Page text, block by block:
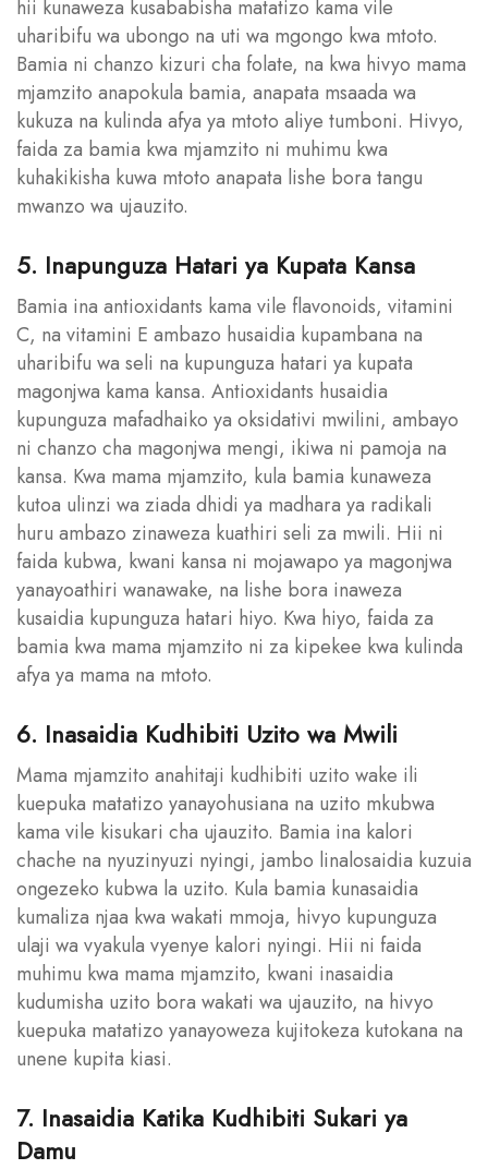
hii kunaweza kusababisha matatizo kama vile
uharibifu wa ubongo na uti wa mgongo kwa mtoto.
Bamia ni chanzo kizuri cha folate, na kwa hivyo mama
mjamzito anapokula bamia, anapata msaada wa
kukuza na kulinda afya ya mtoto aliye tumboni. Hivyo,
faida za bamia kwa mjamzito ni muhimu kwa
kuhakikisha kuwa mtoto anapata lishe bora tangu
mwanzo wa ujauzito.
5. Inapunguza Hatari ya Kupata Kansa
Bamia ina antioxidants kama vile flavonoids, vitamini
C, na vitamini E ambazo husaidia kupambana na
uharibifu wa seli na kupunguza hatari ya kupata
magonjwa kama kansa. Antioxidants husaidia
kupunguza mafadhaiko ya oksidativi mwilini, ambayo
ni chanzo cha magonjwa mengi, ikiwa ni pamoja na
kansa. Kwa mama mjamzito, kula bamia kunaweza
kutoa ulinzi wa ziada dhidi ya madhara ya radikali
huru ambazo zinaweza kuathiri seli za mwili. Hii ni
faida kubwa, kwani kansa ni mojawapo ya magonjwa
yanayoathiri wanawake, na lishe bora inaweza
kusaidia kupunguza hatari hiyo. Kwa hiyo, faida za
bamia kwa mama mjamzito ni za kipekee kwa kulinda
afya ya mama na mtoto.
6. Inasaidia Kudhibiti Uzito wa Mwili
Mama mjamzito anahitaji kudhibiti uzito wake ili
kuepuka matatizo yanayohusiana na uzito mkubwa
kama vile kisukari cha ujauzito. Bamia ina kalori
chache na nyuzinyuzi nyingi, jambo linalosaidia kuzuia
ongezeko kubwa la uzito. Kula bamia kunasaidia
kumaliza njaa kwa wakati mmoja, hivyo kupunguza
ulaji wa vyakula vyenye kalori nyingi. Hii ni faida
muhimu kwa mama mjamzito, kwani inasaidia
kudumisha uzito bora wakati wa ujauzito, na hivyo
kuepuka matatizo yanayoweza kujitokeza kutokana na
unene kupita kiasi.
7. Inasaidia Katika Kudhibiti Sukari ya
Damu